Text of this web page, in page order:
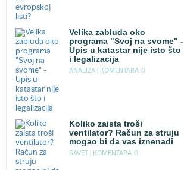
Velika zabluda oko
programa "Svoj na svome" -
Upis u katastar nije isto što
i legalizacija
ANALIZA | KOMENTARA: 0
Koliko zaista troši
ventilator? Račun za struju
mogao bi da vas iznenadi
SAVET | KOMENTARA: 0